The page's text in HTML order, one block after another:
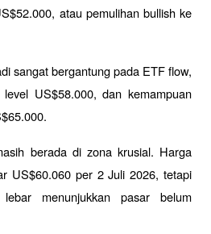
atau pemulihan bullish ke
sangat bergantung pada ETF flow,
US$58.000, dan kemampuan
berada di zona krusial. Harga
US$60.060 per 2 Juli 2026, tetapi
menunjukkan pasar belum